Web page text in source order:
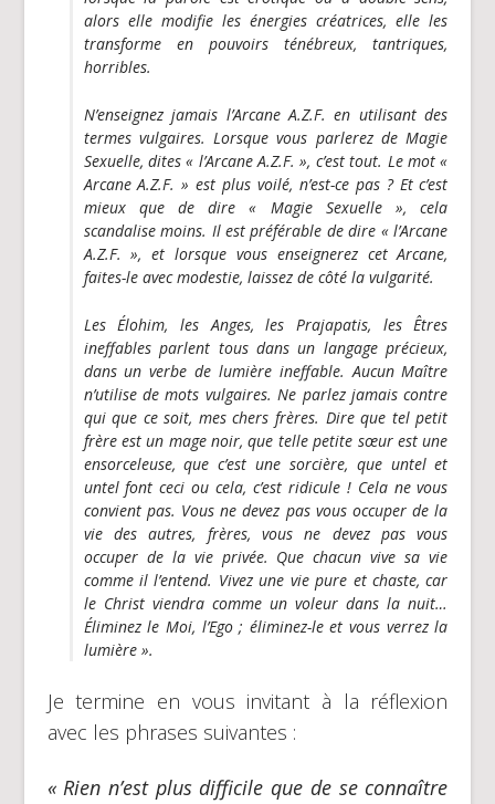
alors elle modifie les énergies créatrices, elle les
transforme en pouvoirs ténébreux, tantriques,
horribles.
N’enseignez jamais l’Arcane A.Z.F. en utilisant des
termes vulgaires. Lorsque vous parlerez de Magie
Sexuelle, dites « l’Arcane A.Z.F. », c’est tout. Le mot «
Arcane A.Z.F. » est plus voilé, n’est-ce pas ? Et c’est
mieux que de dire « Magie Sexuelle », cela
scandalise moins. Il est préférable de dire « l’Arcane
A.Z.F. », et lorsque vous enseignerez cet Arcane,
faites-le avec modestie, laissez de côté la vulgarité.
Les Élohim, les Anges, les Prajapatis, les Êtres
ineffables parlent tous dans un langage précieux,
dans un verbe de lumière ineffable. Aucun Maître
n’utilise de mots vulgaires. Ne parlez jamais contre
qui que ce soit, mes chers frères. Dire que tel petit
frère est un mage noir, que telle petite sœur est une
ensorceleuse, que c’est une sorcière, que untel et
untel font ceci ou cela, c’est ridicule ! Cela ne vous
convient pas. Vous ne devez pas vous occuper de la
vie des autres, frères, vous ne devez pas vous
occuper de la vie privée. Que chacun vive sa vie
comme il l’entend. Vivez une vie pure et chaste, car
le Christ viendra comme un voleur dans la nuit…
Éliminez le Moi, l’Ego ; éliminez-le et vous verrez la
lumière ».
Je termine en vous invitant à la réflexion
avec les phrases suivantes :
« Rien n’est plus difficile que de se connaître